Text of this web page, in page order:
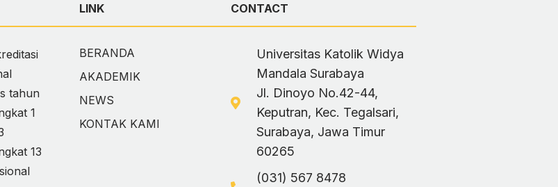
tahun
1
13
LINK
BERANDA
AKADEMIK
NEWS
KONTAK KAMI
CONTACT
Universitas Katolik Widya
Mandala Surabaya
Jl. Dinoyo No.42-44,
Keputran, Kec. Tegalsari,
Surabaya, Jawa Timur
60265
(031) 567 8478